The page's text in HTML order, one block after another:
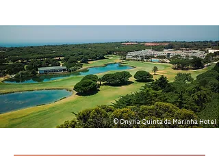
© Onyria Quinta da Marinha Hotel